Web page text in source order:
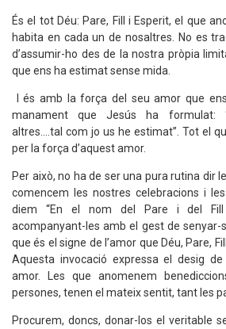
És el tot Déu: Pare, Fill i Esperit, el que
habita en cada un de nosaltres. No es
d’assumir-ho des de la nostra pròpia
que ens ha estimat sense mida.
I és amb la força del seu amor que
manament que Jesús ha formulat:
altres....tal com jo us he estimat”. Tot el
per la força d’aquest amor.
Per això, no ha de ser una pura rutina dir
comencem les nostres celebracions i
diem “En el nom del Pare i del Fill
acompanyant-les amb el gest de senyar-
que és el signe de l’amor que Déu, Pare,
Aquesta invocació expressa el desig
amor. Les que anomenem
persones, tenen el mateix sentit, tant les
Procurem, doncs, donar-los el veritable